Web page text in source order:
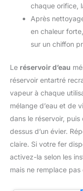
chaque orifice,
Après
en chaleur
sur un chiffon
Le réservoir d’eau
réservoir entartré
vapeur à chaque
mélange d’eau et de
dans le réservoir,
dessus d’un évier.
claire. Si votre fer
activez-la selon les
mais ne remplace